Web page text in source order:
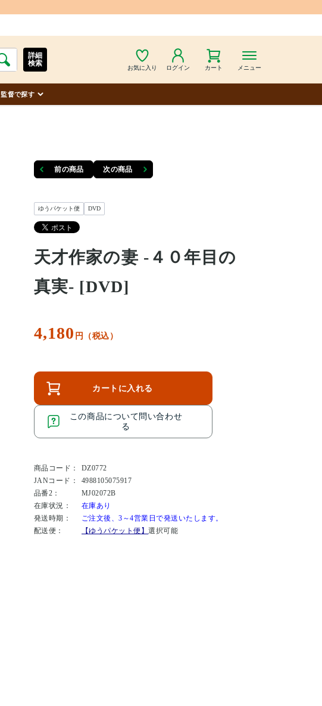
お気に入り ログイン カート メニュー
詳細
検索
監督で探す
前の商品 次の商品
ゆうパケット便 DVD
天才作家の妻 -４０年目の
真実- [DVD]
4,180 円（税込）
カートに入れる
この商品について問い合わせ
る
商品コード：
DZ0772
JANコード：
4988105075917
品番2：
MJ02072B
在庫状況：
在庫あり
発送時期：
ご注文後、3～4営業日で発送いたします。
配送便：
【ゆうパケット便】選択可能